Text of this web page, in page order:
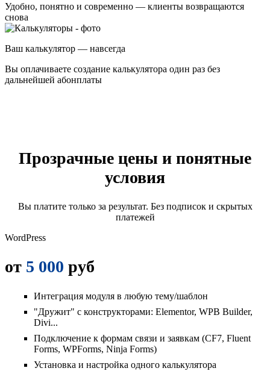
Удобно, понятно и современно — клиенты возвращаются
снова
Ваш калькулятор — навсегда
Вы оплачиваете создание калькулятора один раз без
дальнейшей абонплаты
Прозрачные цены и понятные
условия
Вы платите только за результат. Без подписок и скрытых
платежей
WordPress
от 5 000 руб
Интеграция модуля в любую тему/шаблон
"Дружит" с конструкторами: Elementor, WPB Builder,
Divi...
Подключение к формам связи и заявкам (CF7, Fluent
Forms, WPForms, Ninja Forms)
Установка и настройка одного калькулятора